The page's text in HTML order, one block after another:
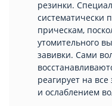
резинки.
систематически
прическам,
утомительного
завивки. Сами
реагирует на
и ослаблением